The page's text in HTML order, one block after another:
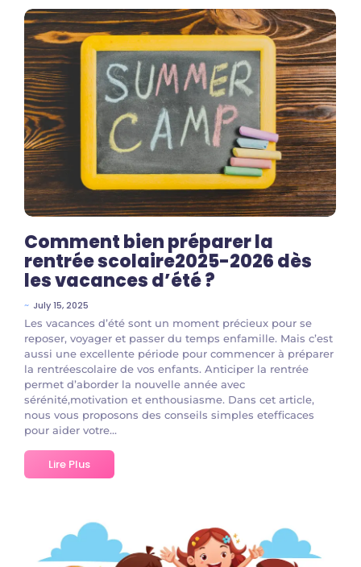
Comment bien préparer la
rentrée scolaire2025-2026 dès
les vacances d’été ?
~ July 15, 2025
Les vacances d’été sont un moment précieux pour se
reposer, voyager et passer du temps enfamille. Mais c’est
aussi une excellente période pour commencer à préparer
la rentréescolaire de vos enfants. Anticiper la rentrée
permet d’aborder la nouvelle année avec
sérénité,motivation et enthousiasme. Dans cet article,
nous vous proposons des conseils simples etefficaces
pour aider votre...
Lire Plus